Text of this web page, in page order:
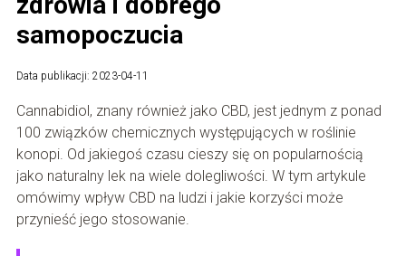
samopoczucia
Data publikacji: 2023-04-11
Cannabidiol, znany również jako CBD, jest jednym z ponad
100 związków chemicznych występujących w roślinie
konopi. Od jakiegoś czasu cieszy się on popularnością
jako naturalny lek na wiele dolegliwości. W tym artykule
omówimy wpływ CBD na ludzi i jakie korzyści może
przynieść jego stosowanie.